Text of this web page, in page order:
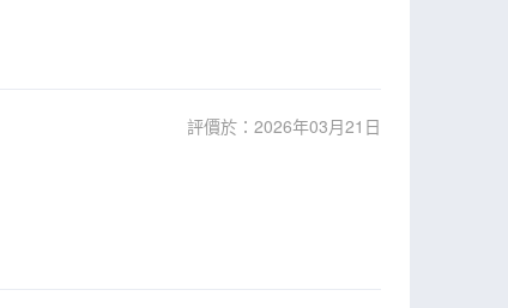
評價於：2026年03月21日